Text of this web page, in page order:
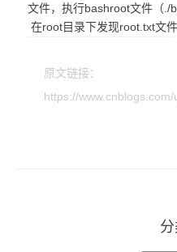
文件，执行bashroot文件（./
在root目录下发现root.txt文
原文链接：
https://
分